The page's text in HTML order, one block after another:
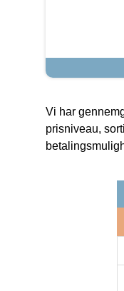
Vi har
prisniveau,